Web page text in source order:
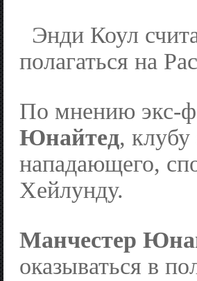
Энди Коул
полагаться на
По мнению экс-
Юнайтед, клубу
нападающего,
Хейлунду.
Манчестер
оказываться в